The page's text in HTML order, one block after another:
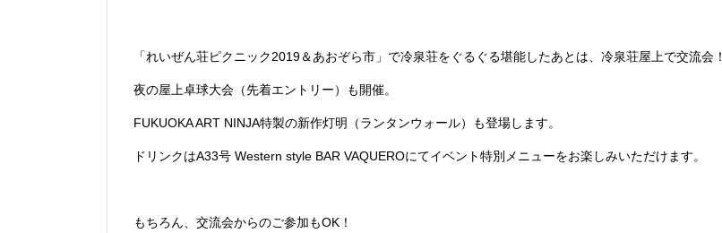
「れいぜん荘ピクニック2019＆あおぞら市」で冷泉荘をぐるぐる堪能したあとは、冷泉荘屋上で交流会！
夜の屋上卓球大会（先着エントリー）も開催。
FUKUOKA ART NINJA特製の新作灯明（ランタンウォール）も登場します。
ドリンクはA33号 Western style BAR VAQUEROにてイベント特別メニューをお楽しみいただけます。
もちろん、交流会からのご参加もOK！